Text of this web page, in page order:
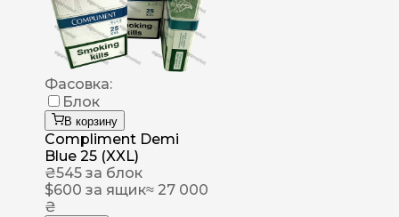
Фасовка:
Блок
В корзину
Compliment Demi
Blue 25 (XXL)
₴545 за блок
$600 за ящик≈ 27 000
₴